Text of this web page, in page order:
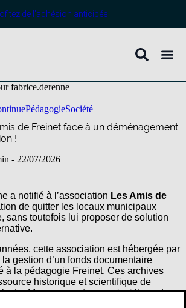
de l’adhésion anticipée
fabrice.derenne
PédagogieSociété
de Freinet face à un déménagement
!
- 22/07/2026
a notifié à l’association Les Amis de
de quitter les locaux municipaux
sans toutefois lui proposer de solution
cette association est hébergée par
gestion d’un fonds documentaire
à la pédagogie Freinet. Ces archives
historique et scientifique de
La Mayenne se trouve ainsi l’une des